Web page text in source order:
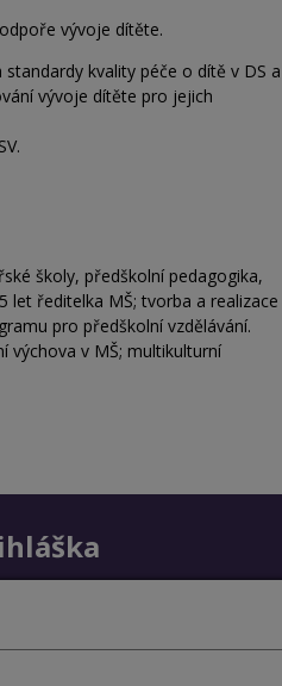
vývoje dítěte.
kvality péče o dítě v DS a
vývoje dítěte pro jejich
školy, předškolní pedagogika,
let ředitelka MŠ; tvorba a realizace
pro předškolní vzdělávání.
výchova v MŠ; multikulturní